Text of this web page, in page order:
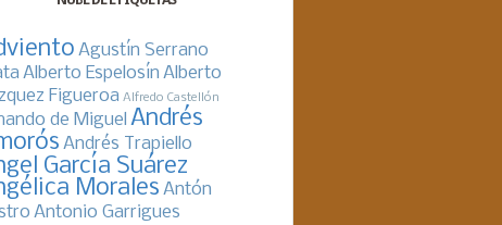
Agustín Serrano
Alberto Espelosín Alberto
Figueroa Alfredo Castellón
de Miguel Andrés
Andrés Trapiello
García Suárez
Morales Antón
Antonio Garrigues